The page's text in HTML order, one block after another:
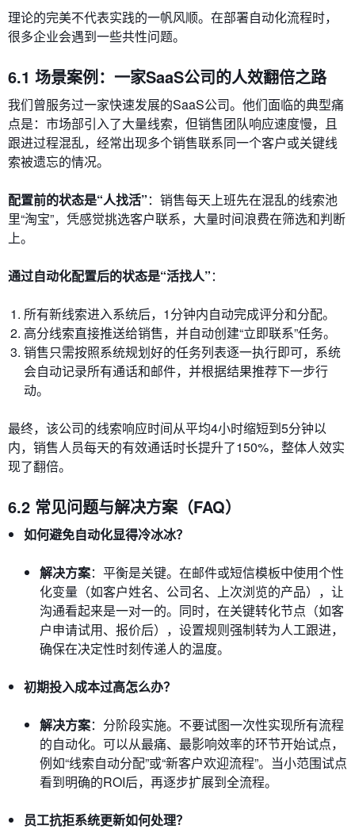
理论的完美不代表实践的一帆风顺。在部署自动化流程时，
很多企业会遇到一些共性问题。
6.1 场景案例：一家SaaS公司的人效翻倍之路
我们曾服务过一家快速发展的SaaS公司。他们面临的典型痛
点是：市场部引入了大量线索，但销售团队响应速度慢，且
跟进过程混乱，经常出现多个销售联系同一个客户或关键线
索被遗忘的情况。
配置前的状态是“人找活”：销售每天上班先在混乱的线索池
里“淘宝”，凭感觉挑选客户联系，大量时间浪费在筛选和判断
上。
通过自动化配置后的状态是“活找人”：
所有新线索进入系统后，1分钟内自动完成评分和分配。
高分线索直接推送给销售，并自动创建“立即联系”任务。
销售只需按照系统规划好的任务列表逐一执行即可，系统
会自动记录所有通话和邮件，并根据结果推荐下一步行
动。
最终，该公司的线索响应时间从平均4小时缩短到5分钟以
内，销售人员每天的有效通话时长提升了150%，整体人效实
现了翻倍。
6.2 常见问题与解决方案（FAQ）
如何避免自动化显得冷冰冰？
解决方案：平衡是关键。在邮件或短信模板中使用个性
化变量（如客户姓名、公司名、上次浏览的产品），让
沟通看起来是一对一的。同时，在关键转化节点（如客
户申请试用、报价后），设置规则强制转为人工跟进，
确保在决定性时刻传递人的温度。
初期投入成本过高怎么办？
解决方案：分阶段实施。不要试图一次性实现所有流程
的自动化。可以从最痛、最影响效率的环节开始试点，
例如“线索自动分配”或“新客户欢迎流程”。当小范围试点
看到明确的ROI后，再逐步扩展到全流程。
员工抗拒系统更新如何处理？